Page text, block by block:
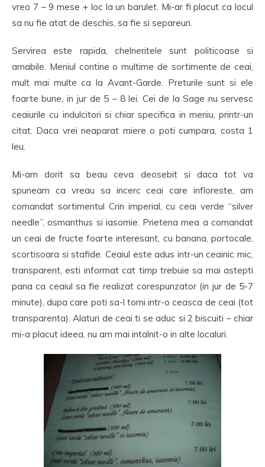
vreo 7 – 9 mese + loc la un barulet. Mi-ar fi placut ca locul
sa nu fie atat de deschis, sa fie si separeuri.
Servirea este rapida, chelneritele sunt politicoase si
amabile. Meniul contine o multime de sortimente de ceai,
mult mai multe ca la Avant-Garde. Preturile sunt si ele
foarte bune, in jur de 5 – 8 lei. Cei de la Sage nu servesc
ceaiurile cu indulcitori si chiar specifica in meniu, printr-un
citat. Daca vrei neaparat miere o poti cumpara, costa 1
leu.
Mi-am dorit sa beau ceva deosebit si daca tot va
spuneam ca vreau sa incerc ceai care infloreste, am
comandat sortimentul Crin imperial, cu ceai verde “silver
needle”, osmanthus si iasomie. Prietena mea a comandat
un ceai de fructe foarte interesant, cu banana, portocale,
scortisoara si stafide. Ceaiul este adus intr-un ceainic mic,
transparent, esti informat cat timp trebuie sa mai astepti
pana ca ceaiul sa fie realizat corespunzator (in jur de 5-7
minute), dupa care poti sa-l torni intr-o ceasca de ceai (tot
transparenta). Alaturi de ceai ti se aduc si 2 biscuiti – chiar
mi-a placut ideea, nu am mai intalnit-o in alte localuri.